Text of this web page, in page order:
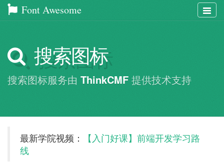
Font Awesome
搜索图标
搜索图标服务由 ThinkCMF 提供技术支持
最新学院视频：
【入门好课】前端开发学习路
线